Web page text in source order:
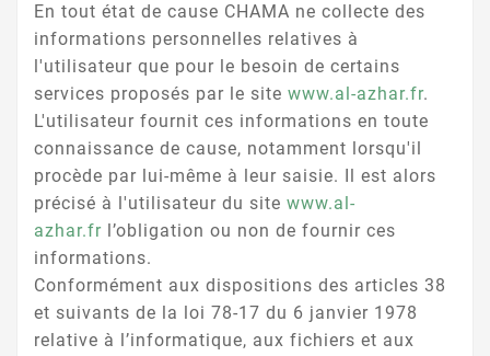
En tout état de cause CHAMA ne collecte des
informations personnelles relatives à
l'utilisateur que pour le besoin de certains
services proposés par le site www.al-azhar.fr.
L'utilisateur fournit ces informations en toute
connaissance de cause, notamment lorsqu'il
procède par lui-même à leur saisie. Il est alors
précisé à l'utilisateur du site www.al-
azhar.fr l’obligation ou non de fournir ces
informations.
Conformément aux dispositions des articles 38
et suivants de la loi 78-17 du 6 janvier 1978
relative à l’informatique, aux fichiers et aux